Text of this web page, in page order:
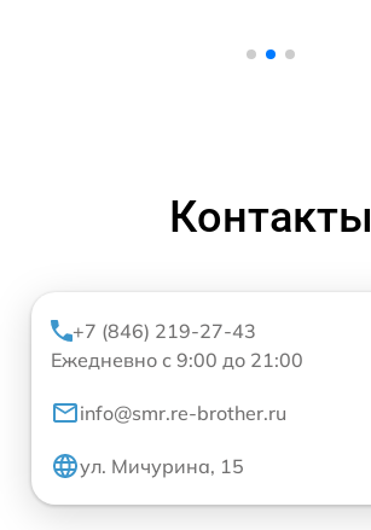
Контакты
+7 (846) 219-27-43
Ежедневно с 9:00 до 21:00
info@smr.re-brother.ru
ул. Мичурина, 15